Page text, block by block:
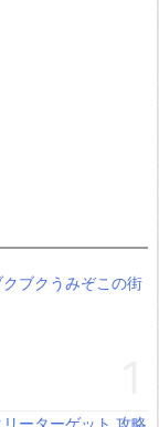
クブクうみぞこの街
ーターゲット 攻略